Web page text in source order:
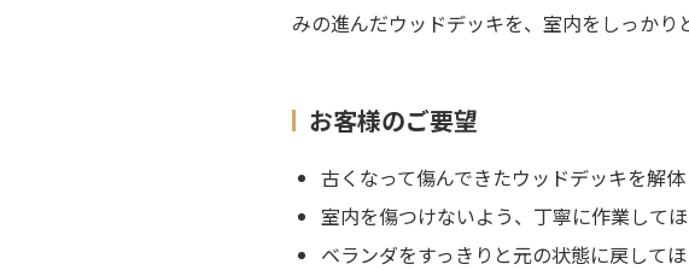
みの進んだウッドデッキを、室内をしっかり
お客様のご要望
古くなって傷んできたウッドデッキを解
室内を傷つけないよう、丁寧に作業して
ベランダをすっきりと元の状態に戻して